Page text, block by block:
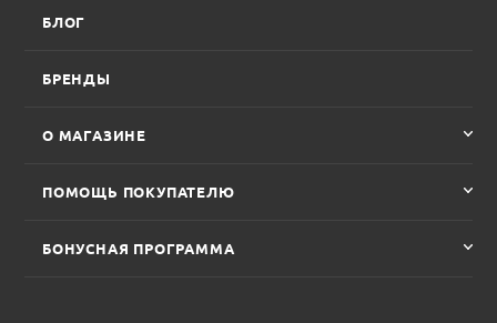
БЛОГ
БРЕНДЫ
О МАГАЗИНЕ
ПОМОЩЬ ПОКУПАТЕЛЮ
БОНУСНАЯ ПРОГРАММА